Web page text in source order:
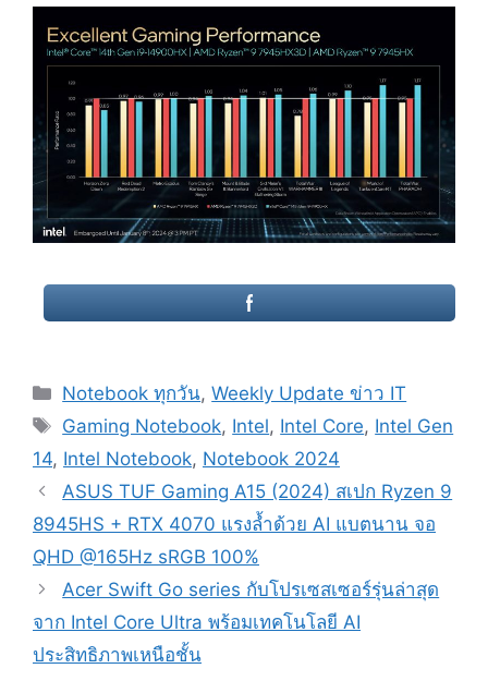
Categories
Notebook ทุกวัน,Weekly Update ข่าว IT
Tags
Gaming Notebook, Intel, Intel Core, Intel Gen
14, Intel Notebook, Notebook 2024
Post
navigation
ASUS TUF Gaming A15 (2024) สเปก Ryzen 9
8945HS + RTX 4070 แรงล้ำด้วย AI แบตนาน จอ
QHD @165Hz sRGB 100%
Acer Swift Go series กับโปรเซสเซอร์รุ่นล่าสุด
จาก Intel Core Ultra พร้อมเทคโนโลยี AI
ประสิทธิภาพเหนือชั้น